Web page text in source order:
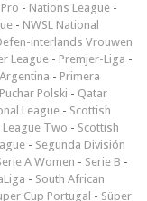
- Nations League -
- NWSL National
interlands Vrouwen
League - Premjer-Liga -
- Primera
Puchar Polski - Qatar
League - Scottish
League Two - Scottish
- Segunda División
A Women - Serie B -
- South African
Cup Portugal - Süper